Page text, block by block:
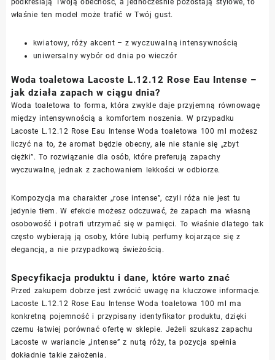
właśnie ten model może trafić w Twój gust.
kwiatowy, róży akcent – z wyczuwalną intensywnością
uniwersalny wybór od dnia po wieczór
Woda toaletowa Lacoste L.12.12 Rose Eau Intense –
jak działa zapach w ciągu dnia?
Woda toaletowa to forma, która zwykle daje przyjemną równowagę
między intensywnością a komfortem noszenia. W przypadku
Lacoste L.12.12 Rose Eau Intense Woda toaletowa 100 ml możesz
liczyć na to, że aromat będzie obecny, ale nie stanie się „zbyt
ciężki”. To rozwiązanie dla osób, które preferują zapachy
wyczuwalne, jednak z zachowaniem lekkości w odbiorze.
Kompozycja ma charakter „rose intense”, czyli róża nie jest tu
jedynie tłem. W efekcie możesz odczuwać, że zapach ma własną
osobowość i potrafi utrzymać się w pamięci. To właśnie dlatego tak
często wybierają ją osoby, które lubią perfumy kojarzące się z
elegancją, a nie przypadkową świeżością.
Specyfikacja produktu i dane, które warto znać
Przed zakupem dobrze jest zwrócić uwagę na kluczowe informacje.
Lacoste L.12.12 Rose Eau Intense Woda toaletowa 100 ml ma
konkretną pojemność i przypisany identyfikator produktu, dzięki
czemu łatwiej porównać ofertę w sklepie. Jeżeli szukasz zapachu
Lacoste w wariancie „intense” z nutą róży, ta pozycja spełnia
dokładnie takie założenia.